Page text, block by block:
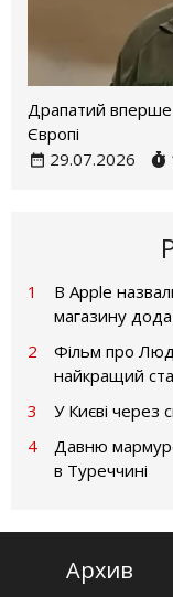
Драпатий
Європі
29.07.2026
1
В Apple
магазину
2
Фільм про
найкращий
3
У Києві через
4
Давню
в Туреччині
Архив